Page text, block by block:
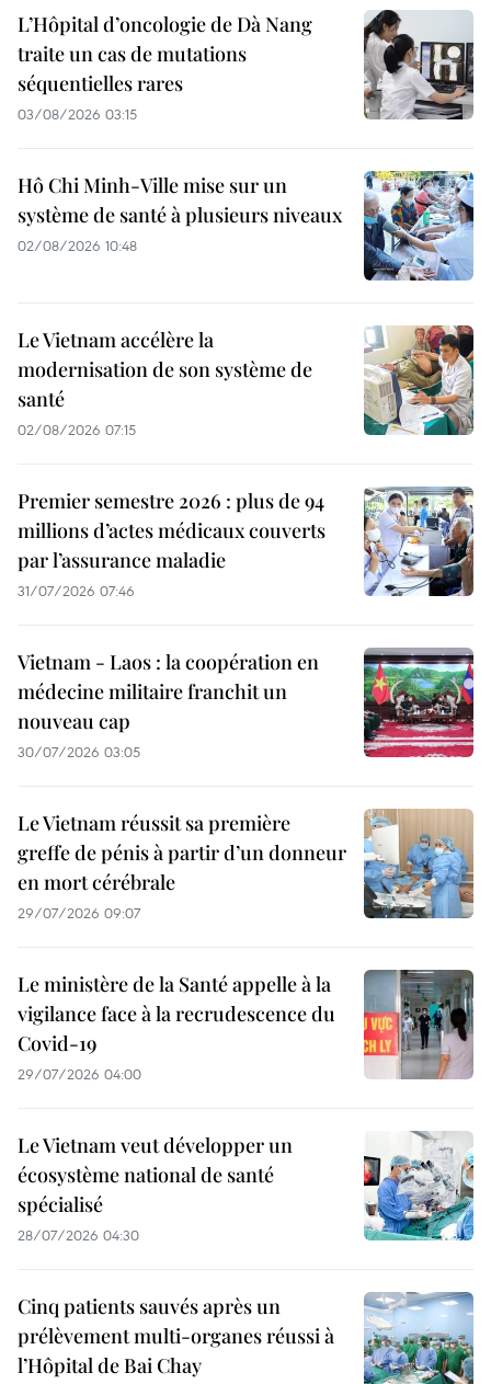
L’Hôpital d’oncologie de Dà Nang
traite un cas de mutations
séquentielles rares
03/08/2026 03:15
Hô Chi Minh-Ville mise sur un
système de santé à plusieurs niveaux
02/08/2026 10:48
Le Vietnam accélère la
modernisation de son système de
santé
02/08/2026 07:15
Premier semestre 2026 : plus de 94
millions d’actes médicaux couverts
par l’assurance maladie
31/07/2026 07:46
Vietnam - Laos : la coopération en
médecine militaire franchit un
nouveau cap
30/07/2026 03:05
Le Vietnam réussit sa première
greffe de pénis à partir d’un donneur
en mort cérébrale
29/07/2026 09:07
Le ministère de la Santé appelle à la
vigilance face à la recrudescence du
Covid-19
29/07/2026 04:00
Le Vietnam veut développer un
écosystème national de santé
spécialisé
28/07/2026 04:30
Cinq patients sauvés après un
prélèvement multi-organes réussi à
l’Hôpital de Bai Chay